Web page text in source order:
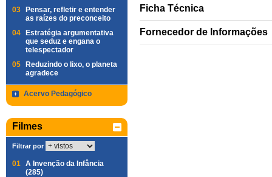
03
Pensar, refletir e entender
as raízes do preconceito
04
Estratégia argumentativa
que seduz e engana o
telespectador
05
Reduzindo o lixo, o planeta
agradece
Acervo Pedagógico
Filmes
Filtrar por
01 A Invenção da Infância
(285)
Ficha Técnica
Fornecedor de Informações